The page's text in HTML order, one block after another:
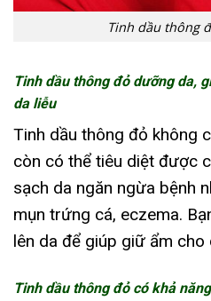
Tinh dầu thông
Tinh dầu thông đỏ dưỡng da,
da liễu
Tinh dầu thông đỏ không
còn có thể tiêu diệt được
sạch da ngăn ngừa bệnh
mụn trứng cá, eczema.
lên da để giúp giữ ẩm cho
Tinh dầu thông đỏ có khả